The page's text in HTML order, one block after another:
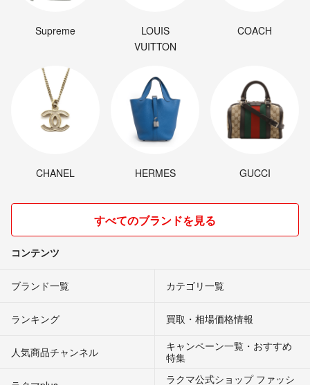
Supreme
LOUIS
VUITTON
COACH
CHANEL HERMES GUCCI
すべてのブランドを見る
コンテンツ
ブランド一覧 カテゴリ一覧
ランキング 買取・相場価格情報
人気商品チャンネル
キャンペーン一覧・おすすめ
特集
ラクマ公式ショップ ファッシ